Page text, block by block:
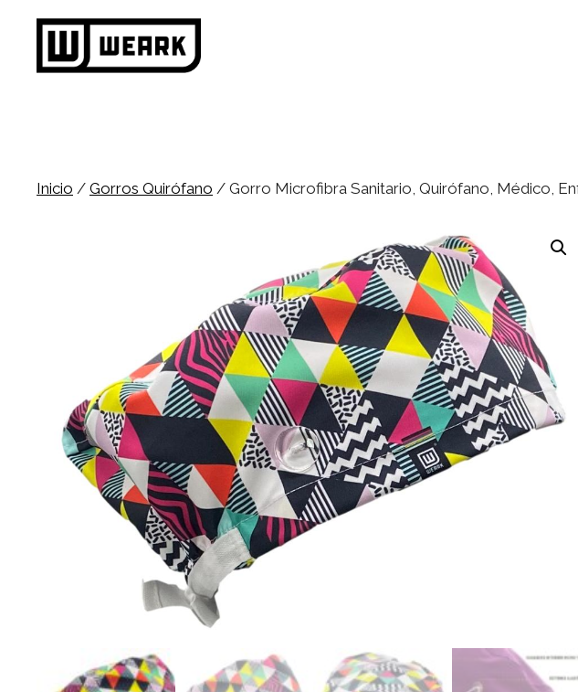
contenido
Inicio / Gorros Quirófano / Gorro Microfibra Sanitario, Quirófano, Médico,